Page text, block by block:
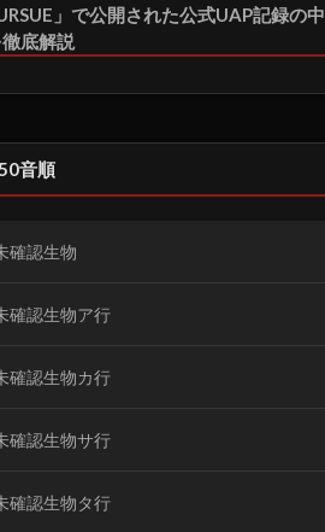
」で公開された公式UAP記録の中
底解説
音順
確認生物
確認生物ア行
確認生物カ行
確認生物サ行
確認生物タ行